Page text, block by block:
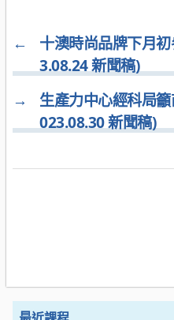
←
十澳時尚品牌下月
3.08.24 新聞稿)
→
生產力中心經科局
023.08.30 新聞稿)